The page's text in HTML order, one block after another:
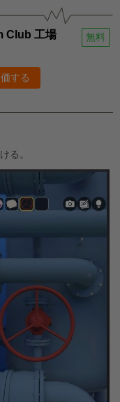
Club 工場 無料
する
る。